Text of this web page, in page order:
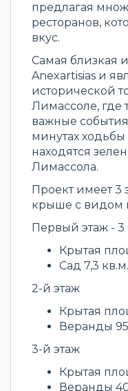
предлагая
ресторанов,
вкус.
Самая близкая
Anexartisias и
исторической
Лимассоле, где
важные
минутах ходьбы
находятся
Лимассола.
Проект имеет 3
крыше с видом
Первый этаж -
Крытая
Сад 7,3 кв.м.
2-й этаж
Крытая
Веранды
3-й этаж
Крытая
Веранды